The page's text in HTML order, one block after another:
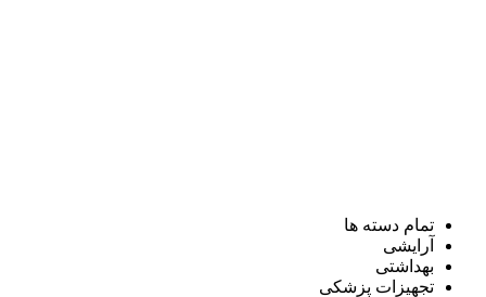
تمام دسته ها
آرایشی
بهداشتی
تجهیزات پزشکی